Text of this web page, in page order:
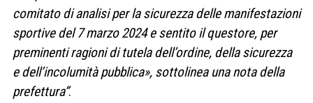
comitato di analisi per la sicurezza delle manifestazioni
sportive del 7 marzo 2024 e sentito il questore, per
preminenti ragioni di tutela dell’ordine, della sicurezza
e dell’incolumità pubblica», sottolinea una nota della
prefettura”.